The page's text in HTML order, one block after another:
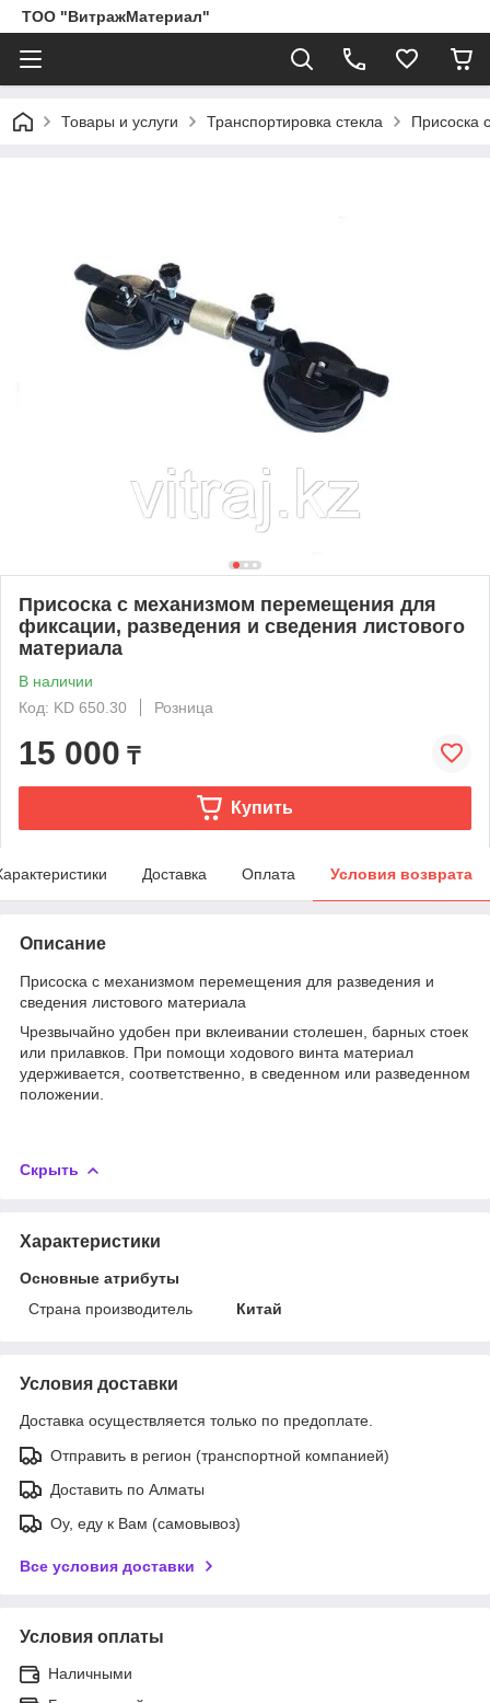
ТОО "ВитражМатериал"
Товары и услуги Транспортировка стекла Присоска
Присоска с механизмом перемещения для
фиксации, разведения и сведения листового
материала
В наличии
Код: KD 650.30
Розница
15 000 ₸
Купить
Доставка Оплата Условия возврата
Описание
Присоска с механизмом перемещения для разведения и
сведения листового материала
Чрезвычайно удобен при вклеивании столешен, барных стоек
или прилавков. При помощи ходового винта материал
удерживается, соответственно, в сведенном или разведенном
положении.
Скрыть
Характеристики
Основные атрибуты
Страна производитель
Китай
Условия доставки
Доставка осуществляется только по предоплате.
Отправить в регион (транспортной компанией)
Доставить по Алматы
Оу, еду к Вам (самовывоз)
Все условия доставки
Условия оплаты
Наличными